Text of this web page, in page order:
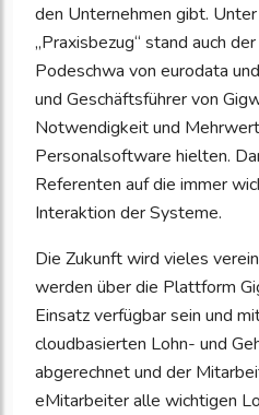
den Unternehmen gibt.
„Praxisbezug“ stand auch
Podeschwa von eurodata
und Geschäftsführer von
Notwendigkeit und
Personalsoftware hielten.
Referenten auf die immer
Interaktion der Systeme.
Die Zukunft wird vieles
werden über die Plattform
Einsatz verfügbar sein und
cloudbasierten Lohn- und
abgerechnet und der
eMitarbeiter alle wichtigen